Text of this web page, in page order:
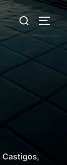
Buscar:
Castigos,